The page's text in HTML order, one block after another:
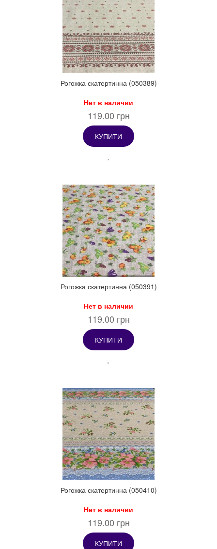
Рогожка скатертинна (050389)
Нет в наличии
119.00 грн
КУПИТИ
Рогожка скатертинна (050391)
Нет в наличии
119.00 грн
КУПИТИ
Рогожка скатертинна (050410)
Нет в наличии
119.00 грн
КУПИТИ